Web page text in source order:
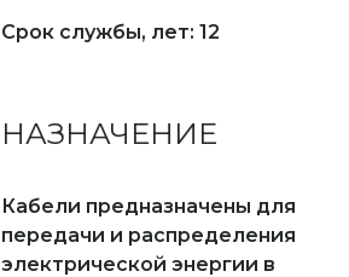
Срок службы, лет: 12
НАЗНАЧЕНИЕ
Кабели предназначены для
передачи и распределения
электрической энергии в